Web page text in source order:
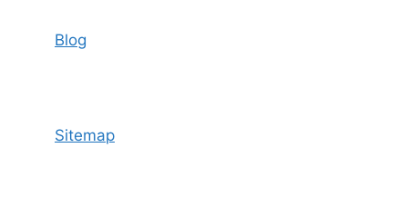
Blog
Sitemap